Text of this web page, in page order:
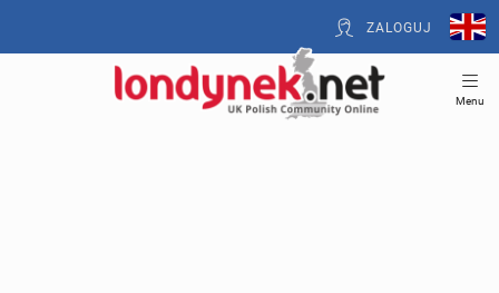
ZALOGUJ
Menu